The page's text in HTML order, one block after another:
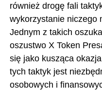
również drogę fali
wykorzystanie niczego
Jednym z takich
oszustwo X Token
się jako kusząca
tych taktyk jest
osobowych i